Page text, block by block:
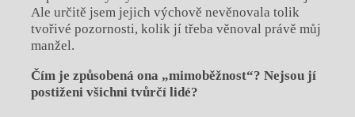
Ale určitě jsem jejich výchově nevěnovala tolik
tvořivé pozornosti, kolik jí třeba věnoval právě můj
manžel.
Čím je způsobená ona „mimoběžnost“? Nejsou jí
postiženi všichni tvůrčí lidé?